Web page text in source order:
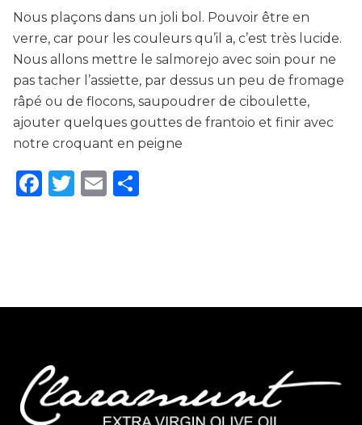
Nous plaçons dans un joli bol. Pouvoir être en
verre, car pour les couleurs qu’il a, c’est très lucide.
Nous allons mettre le salmorejo avec soin pour ne
pas tacher l’assiette, par dessus un peu de fromage
râpé ou de flocons, saupoudrer de ciboulette,
ajouter quelques gouttes de frantoio et finir avec
notre croquant en peigne
Facebook
Twitter
Email